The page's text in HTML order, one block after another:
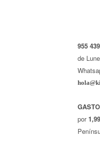
955
de
por